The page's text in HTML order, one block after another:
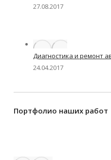
27.08.2017
Диагностика и ремонт
24.04.2017
Портфолио наших работ